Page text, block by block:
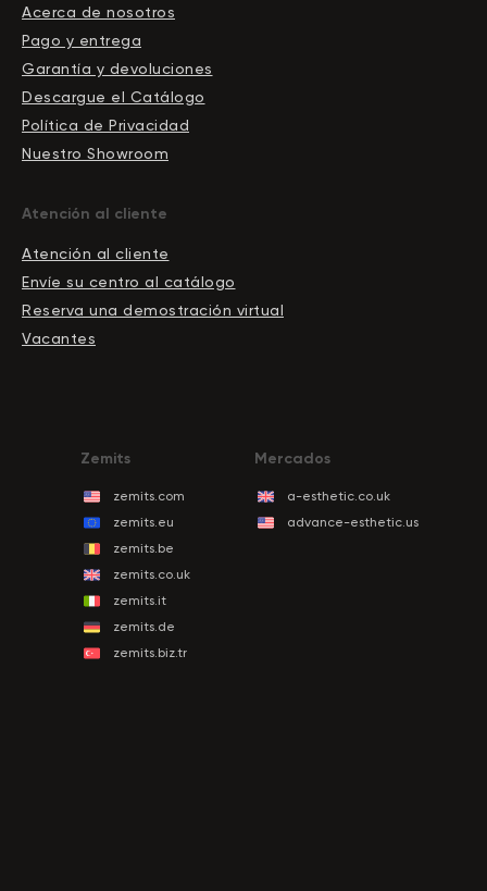
Acerca de nosotros
Pago y entrega
Garantía y devoluciones
Descargue el Сatálogo
Política de Privacidad
Nuestro Showroom
Atención al cliente
Atención al cliente
Envíe su centro al catálogo
Reserva una demostración virtual
Vacantes
zemits.com
zemits.eu
zemits.be
zemits.co.uk
zemits.it
zemits.de
zemits.biz.tr
Zemits
a-esthetic.co.uk
advance-esthetic.us
Mercados